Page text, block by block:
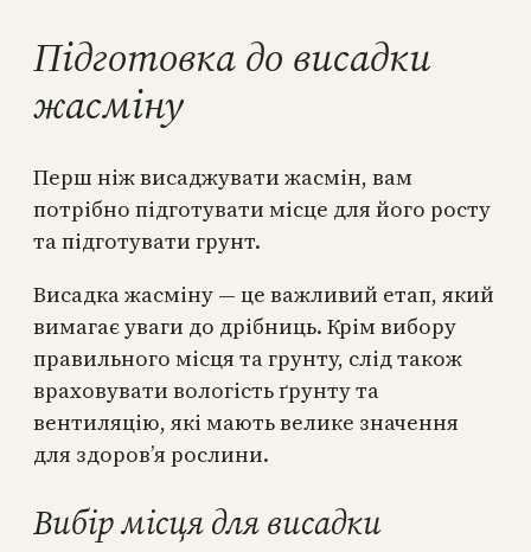
Підготовка до висадки
жасміну
Перш ніж висаджувати жасмін, вам
потрібно підготувати місце для його росту
та підготувати грунт.
Висадка жасміну — це важливий етап, який
вимагає уваги до дрібниць. Крім вибору
правильного місця та грунту, слід також
враховувати вологість ґрунту та
вентиляцію, які мають велике значення
для здоров’я рослини.
Вибір місця для висадки